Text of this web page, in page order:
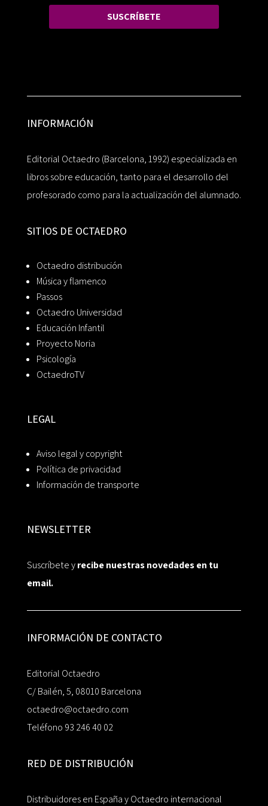
SUSCRÍBETE
INFORMACIÓN
Editorial Octaedro (Barcelona, 1992) especializada en
libros sobre educación, tanto para el desarrollo del
profesorado como para la actualización del alumnado.
SITIOS DE OCTAEDRO
Octaedro distribución
Música y flamenco
Passos
Octaedro Universidad
Educación Infantil
Proyecto Noria
Psicología
OctaedroTV
LEGAL
Aviso legal y copyright
Política de privacidad
Información de transporte
NEWSLETTER
Suscríbete yrecibe nuestras novedades en tu
email.
INFORMACIÓN DE CONTACTO
Editorial Octaedro
C/ Bailén, 5, 08010 Barcelona
octaedro@octaedro.com
Teléfono 93 246 40 02
RED DE DISTRIBUCIÓN
Distribuidores en España y Octaedro internacional